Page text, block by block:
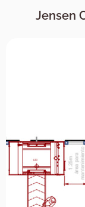
Jensen